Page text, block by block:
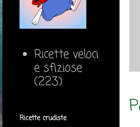
Ricette veloci
e sfiziose
(223)
Ricette crudiste